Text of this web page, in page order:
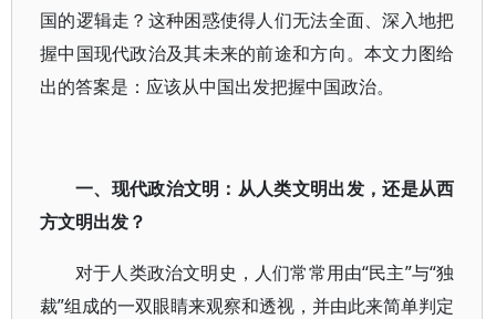
国的逻辑走？这种困惑使得人们无法全面、深入地把
握中国现代政治及其未来的前途和方向。本文力图给
出的答案是：应该从中国出发把握中国政治。
一、现代政治文明：从人类文明出发，还是从西
方文明出发？
对于人类政治文明史，人们常常用由“民主”与“独
裁”组成的一双眼睛来观察和透视，并由此来简单判定